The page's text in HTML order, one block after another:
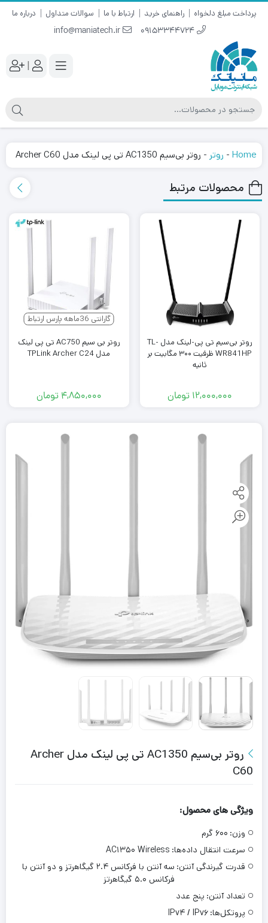
پرداخت مبلغ دلخواه راهنمای خرید ارتباط با ما سوالات متداول درباره ما
09153344724
info@maniatech.ir
|
Home
- روتر - روتر بی‌سیم AC1350 تی پی لینک مدل Archer C60
محصولات مرتبط
روتر بی‌سیم تی پی-لینک مدل TL-
WR841HP ظرفیت ۳۰۰ مگابیت بر
ثانیه
۱۲,۰۰۰,۰۰۰ تومان
گارانتی 36ماهه پارس ارتباط
روتر بی سیم AC750 تی پی لینک
مدل TPLink Archer C24
۴,۸۵۰,۰۰۰ تومان
روتر بی‌سیم AC1350 تی پی لینک مدل Archer
C60
ویژگی های محصول:
وزن: ۶۰۰ گرم
سرعت انتقال داده‌ها: AC۱۳۵۰ Wireless
قدرت گیرندگی آنتن:
سه آنتن با فرکانس ۲.۴ گیگاهرتز و دو آنتن با
فرکانس ۵.۰ گیگاهرتز
تعداد آنتن: پنج عدد
پروتکل‌ها: IPv۴ / IPv۶